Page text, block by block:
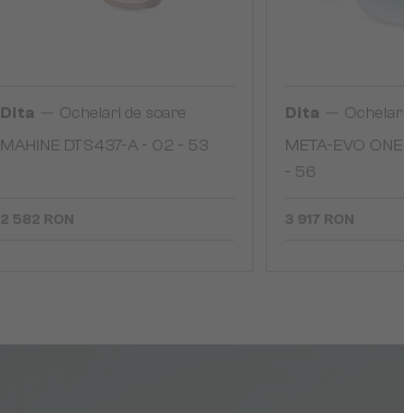
Dita
Ochelari de soare
MAHINE DTS437-A - 02 - 53
2 582 RON
Dita
META-EVO
- 56
3 917 RON